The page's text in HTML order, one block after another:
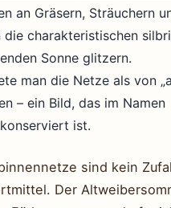
an Gräsern, Sträuchern
die charakteristischen
Sonne glitzern.
man die Netze als von
– ein Bild, das im Namen
ist.
sind kein
Der